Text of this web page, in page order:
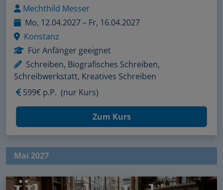
Mechthild Messer
Mo, 12.04.2027 – Fr, 16.04.2027
Konstanz
Für Anfänger geeignet
Schreiben, Biografisches Schreiben,
Schreibwerkstatt, Kreatives Schreiben
599€ p.P. (nur Kurs)
Zum Kurs
Mai 2027